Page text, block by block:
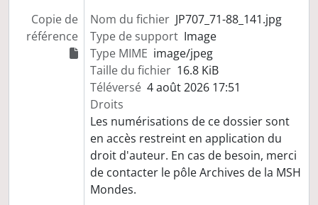
Copie de
référence
Nom du fichier JP707_71-88_141.jpg
Type de support Image
Type MIME image/jpeg
Taille du fichier 16.8 KiB
Téléversé 4 août 2026 17:51
Droits
Les numérisations de ce dossier sont
en accès restreint en application du
droit d'auteur. En cas de besoin, merci
de contacter le pôle Archives de la MSH
Mondes.